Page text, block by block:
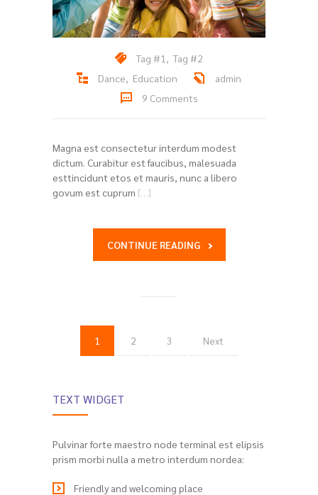
Tag #1 , Tag #2
Dance, Education
admin
9 Comments
Magna est consectetur interdum modest
dictum. Curabitur est faucibus, malesuada
esttincidunt etos et mauris, nunc a libero
govum est cuprum […]
CONTINUE READING
1 2 3 Next
TEXT WIDGET
Pulvinar forte maestro node terminal est elipsis
prism morbi nulla a metro interdum nordea:
Friendly and welcoming place